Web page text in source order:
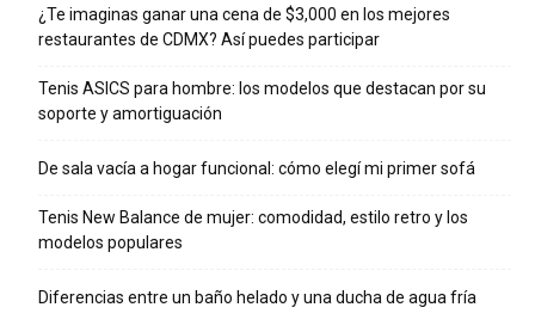
¿Te imaginas ganar una cena de $3,000 en los mejores
restaurantes de CDMX? Así puedes participar
Tenis ASICS para hombre: los modelos que destacan por su
soporte y amortiguación
De sala vacía a hogar funcional: cómo elegí mi primer sofá
Tenis New Balance de mujer: comodidad, estilo retro y los
modelos populares
Diferencias entre un baño helado y una ducha de agua fría